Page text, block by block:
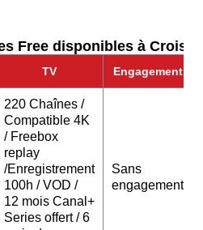
Free disponibles à
TV Engagement
220 Chaînes /
Compatible 4K
/ Freebox
replay
/Enregistrement
100h / VOD /
12 mois Canal+
Series offert / 6
Sans
engagement